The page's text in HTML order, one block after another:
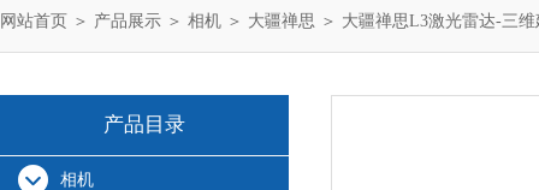
网站首页 ＞ 产品展示 ＞ 相机 ＞ 大疆禅思 ＞ 大疆禅思L3激光雷达-三维
产品目录
相机